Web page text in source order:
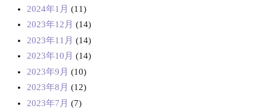
2024年1月 (11)
2023年12月 (14)
2023年11月 (14)
2023年10月 (14)
2023年9月 (10)
2023年8月 (12)
2023年7月 (7)